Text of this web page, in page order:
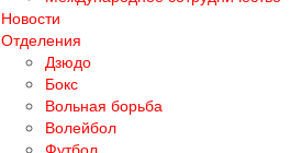
Новости
Отделения
Дзюдо
Бокс
Вольная борьба
Волейбол